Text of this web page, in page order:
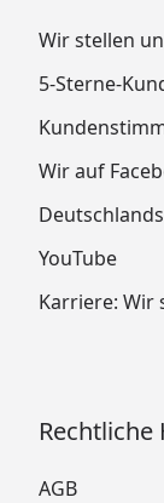
Wir stellen
5-Sterne-
Wir auf
YouTube
Karriere: Wir
Rechtliche
AGB